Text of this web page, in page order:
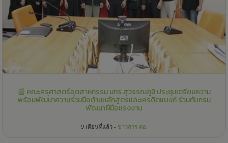
📰 คณะครุศาสตร์อุตสาหกรรม มทร.สุวรรณภูมิ ประชุมเตรียมความ
พร้อมพัฒนาความร่วมมือด้านหลักสูตรและเครดิตแบงก์ ร่วมกับกรม
พัฒนาฝีมือแรงงาน
9 เดือนที่แล้ว - ข่าวสาร คอ.